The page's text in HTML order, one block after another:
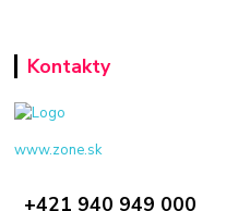
Kontakty
www.zone.sk
+421 940 949 000